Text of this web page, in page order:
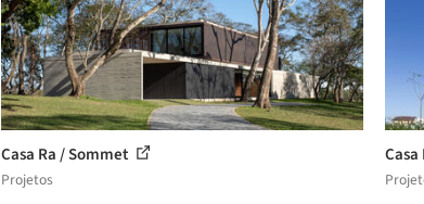
Casa Ra / Sommet
Projetos
Casa